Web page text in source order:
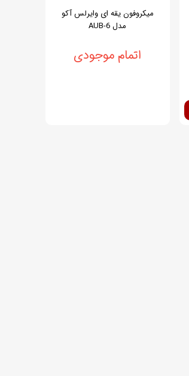
میکروفون یقه ای وایرلس آکو
مدل AUB-6
اتمام موجودی